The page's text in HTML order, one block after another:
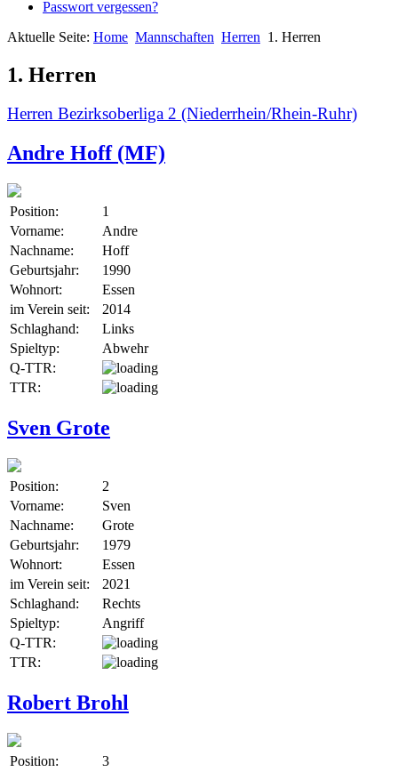
Passwort vergessen?
Aktuelle Seite: Home Mannschaften Herren 1. Herren
1. Herren
Herren Bezirksoberliga 2 (Niederrhein/Rhein-Ruhr)
Andre Hoff (MF)
Position:
1
Vorname:
Andre
Nachname:
Hoff
Geburtsjahr:
1990
Wohnort:
Essen
im Verein seit:
2014
Schlaghand:
Links
Spieltyp:
Abwehr
Q-TTR:
TTR:
Sven Grote
Position:
2
Vorname:
Sven
Nachname:
Grote
Geburtsjahr:
1979
Wohnort:
Essen
im Verein seit:
2021
Schlaghand:
Rechts
Spieltyp:
Angriff
Q-TTR:
TTR:
Robert Brohl
Position:
3